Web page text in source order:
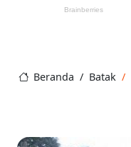
Beranda Batak